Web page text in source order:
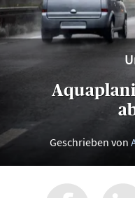
Geschrieben von